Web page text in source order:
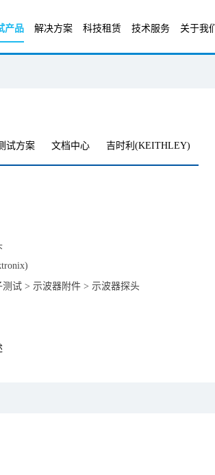
产品 解决方案 科技租赁 技术服务 关于我们
试方案 文档中心 吉时利(KEITHLEY)
测试 > 示波器附件 > 示波器探头